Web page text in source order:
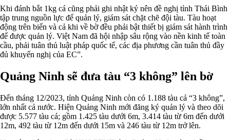
Khi đánh bắt 1kg cá cũng phải ghi nhật ký nên đề nghị tỉnh Thái Bình
tập trung nguồn lực để quản lý, giám sát chặt chẽ đội tàu. Tàu hoạt
động trên biển và cả khi về bờ đều phải bật thiết bị giám sát hành trình
để được quản lý. Việt Nam đã hội nhập sâu rộng vào nền kinh tế toàn
cầu, phải tuân thủ luật pháp quốc tế, các địa phương cần tuân thủ đầy
đủ khuyến nghị của EC”.
Quảng Ninh sẽ đưa tàu “3 không” lên bờ
Đến tháng 12/2023, tỉnh Quảng Ninh còn có 1.188 tàu cá “3 không”,
lớn nhất cả nước. Hiện Quảng Ninh mới đăng ký quản lý và theo dõi
được 5.577 tàu cá; gồm 1.425 tàu dưới 6m, 3.414 tàu từ 6m đến dưới
12m, 492 tàu từ 12m đến dưới 15m và 246 tàu từ 12m trở lên.